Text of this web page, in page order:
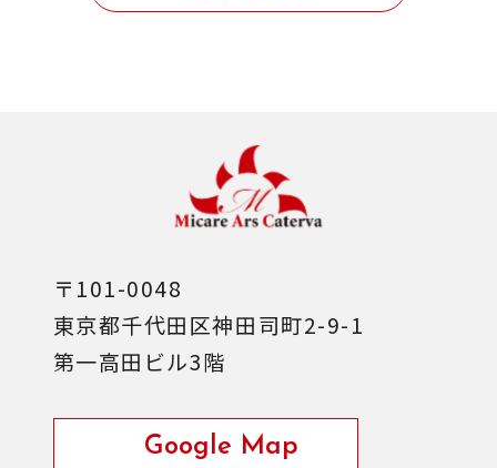
〒101-0048
東京都千代田区神田司町2-9-1
第一高田ビル3階
Google Map